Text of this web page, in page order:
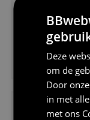
Deze
om de
Door
in met
met ons